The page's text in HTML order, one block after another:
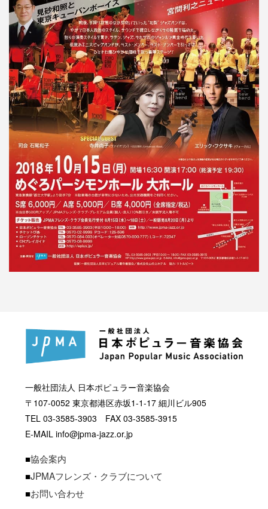
一般社団法人 日本ポピュラー音楽協会
〒107-0052 東京都港区赤坂1-1-17 細川ビル905
TEL 03-3585-3903 FAX 03-3585-3915
E-MAIL info@jpma-jazz.or.jp
■協会案内
■JPMAフレンズ・クラブについて
■お問い合わせ